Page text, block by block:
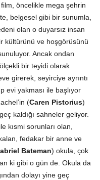
film, öncelikle mega şehrin
belgesel gibi bir sunumla,
olan o duyarsız insan
kültürünü ve hoşgörüsünü
Ancak ondan
bir teyidi olarak
girerek, seyirciye ayrıntı
evi yakması ile başlıyor
(Caren Pistorius)
kaldığı sahneler geliyor.
kısmi sorunları olan,
fedakar bir anne ve
Bateman) okula, çok
ki gibi o gün de. Okula da
dolayı yine geç